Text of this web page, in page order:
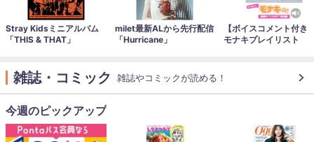
Stray Kidsミニアルバム
「THIS & THAT」
milet最新ALから先行配信
「Hurricane」
【ボイスコメント付き
モナキプレイリスト
雑誌・コミック 雑誌やコミックが読める！
今週のピックアップ